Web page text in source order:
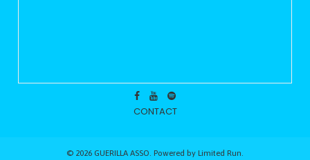
CONTACT
© 2026 GUERILLA ASSO. Powered by Limited Run